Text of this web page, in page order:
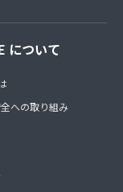
について
への取り組み